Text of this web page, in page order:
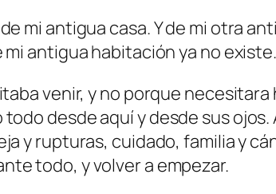
mi antigua casa. Y de mi otra
antigua habitación ya no
venir, y no porque
desde aquí y desde sus
y rupturas, cuidado, familia y
todo, y volver a empezar.